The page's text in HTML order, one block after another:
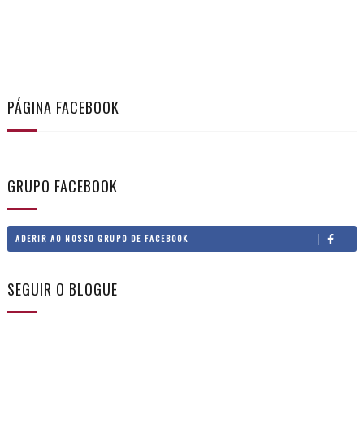
PÁGINA FACEBOOK
GRUPO FACEBOOK
ADERIR AO NOSSO GRUPO DE FACEBOOK
SEGUIR O BLOGUE